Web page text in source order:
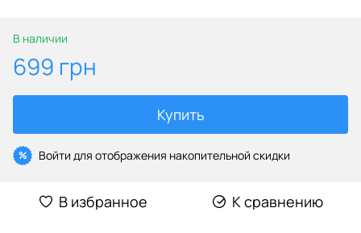
В наличии
699 грн
Купить
% Войти для отображения накопительной скидки
В избранное К сравнению